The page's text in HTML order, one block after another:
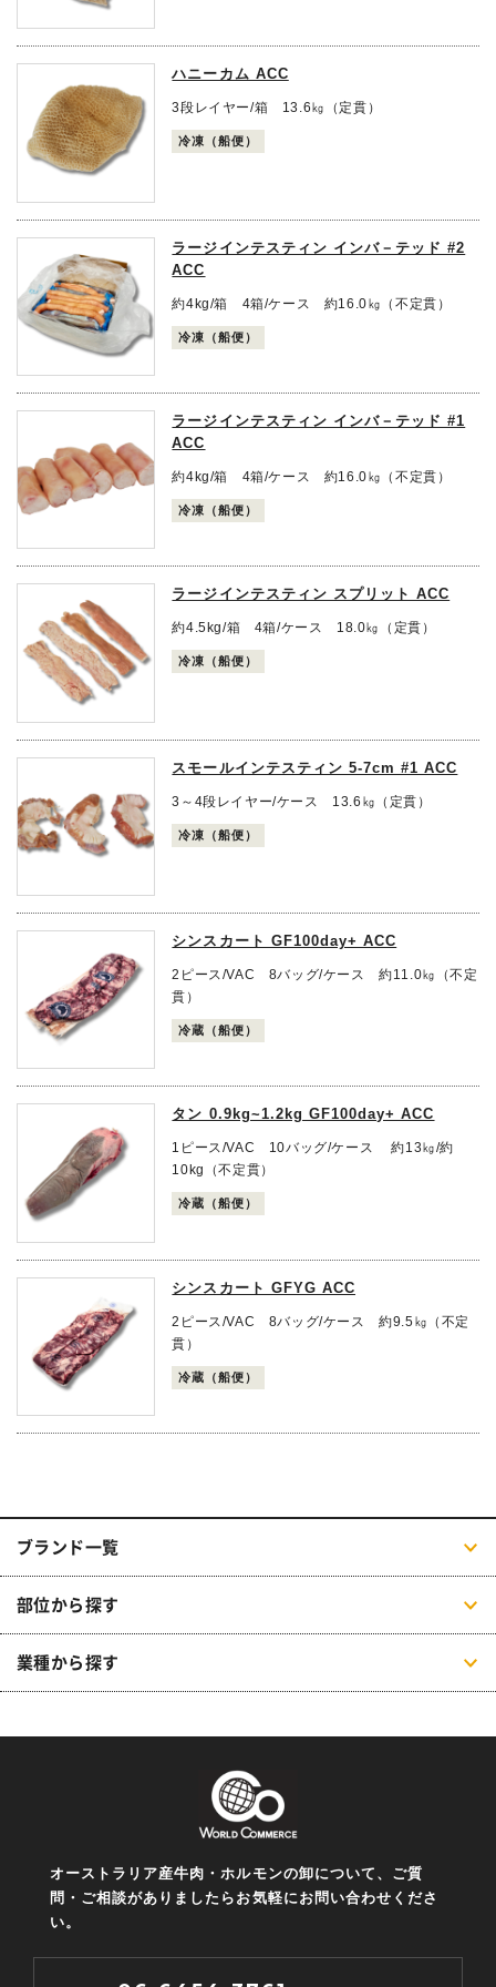
ハニーカム ACC
3段レイヤー/箱 13.6㎏（定貫）
冷凍（船便）
ラージインテスティン インバ－テッド #2
ACC
約4kg/箱 4箱/ケース 約16.0㎏（不定貫）
冷凍（船便）
ラージインテスティン インバ－テッド #1
ACC
約4kg/箱 4箱/ケース 約16.0㎏（不定貫）
冷凍（船便）
ラージインテスティン スプリット ACC
約4.5kg/箱 4箱/ケース 18.0㎏（定貫）
冷凍（船便）
スモールインテスティン 5-7cm #1 ACC
3～4段レイヤー/ケース 13.6㎏（定貫）
冷凍（船便）
シンスカート GF100day+ ACC
2ピース/VAC 8バッグ/ケース 約11.0㎏（不定
貫）
冷蔵（船便）
タン 0.9kg~1.2kg GF100day+ ACC
1ピース/VAC 10バッグ/ケース 約13㎏/約
10kg（不定貫）
冷蔵（船便）
シンスカート GFYG ACC
2ピース/VAC 8バッグ/ケース 約9.5㎏（不定
貫）
冷蔵（船便）
ブランド一覧
部位から探す
業種から探す
オーストラリア産牛肉・ホルモンの卸について、ご質
問・ご相談がありましたらお気軽にお問い合わせくださ
い。